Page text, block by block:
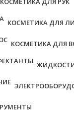
КОСМЕТИКА ДЛЯ
КОСМЕТИКА ДЛЯ